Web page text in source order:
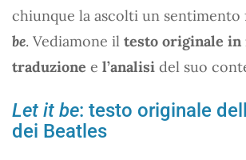
chiunque la ascolti un sentimento
be. Vediamone il testo originale in
traduzione e l’analisi del suo
Let it be: testo originale
dei Beatles